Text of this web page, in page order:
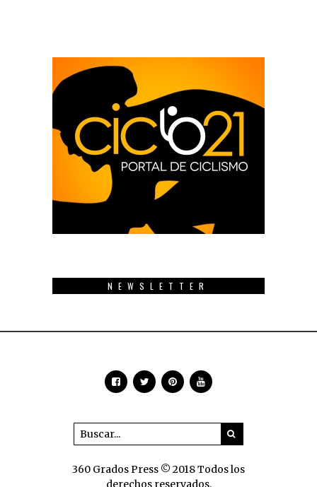
NEWSLETTER
360 Grados Press © 2018 Todos los
derechos reservados.